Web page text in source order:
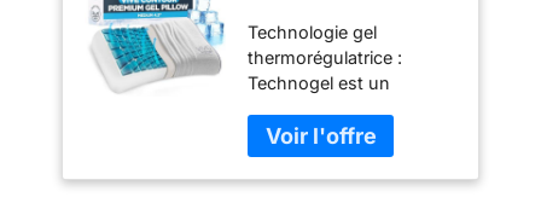
Soulage les
douleurs au cou et
aux épaules -
Forme de la
colonne cervicale -
Quantité de gel
supplémentaire -
Technologie gel
thermorégulatrice :
Technogel est un
incroyable qui évacue la
chaleur de votre tête et
de votre cou. L'oreiller